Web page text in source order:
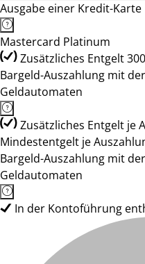
Ausgabe einer Kredit-Karte
Mastercard Platinum
Zusätzliches Entgelt
Bargeld-Auszahlung mit
Geldautomaten
Zusätzliches Entgelt je
Mindestentgelt je
Bargeld-Auszahlung mit
Geldautomaten
In der Kontoführung